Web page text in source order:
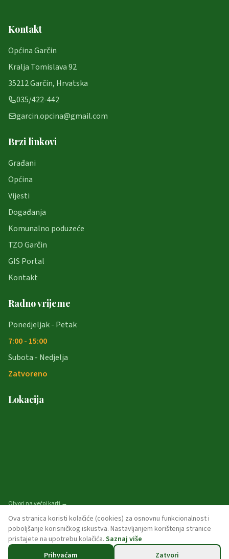
Kontakt
Općina Garčin
Kralja Tomislava 92
35212 Garčin, Hrvatska
035/422-442
garcin.opcina@gmail.com
Brzi linkovi
Građani
Općina
Vijesti
Događanja
Komunalno poduzeće
TZO Garčin
GIS Portal
Kontakt
Radno vrijeme
Ponedjeljak - Petak
7:00 - 15:00
Subota - Nedjelja
Zatvoreno
Lokacija
Otvori na većoj karti →
© 2026 opcina-garcin. Sva prava pridržana.
Ova stranica koristi kolačiće (cookies) za osnovnu funkcionalnost i
poboljšanje korisničkog iskustva. Nastavljanjem korištenja stranice
pristajete na upotrebu kolačića. Saznaj više
Prihvaćam
Zatvori